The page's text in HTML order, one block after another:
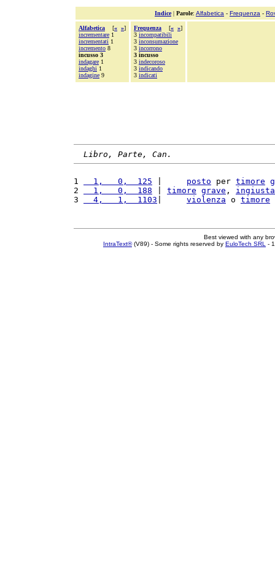
Indice| Parole: Alfabetica - Frequenza -
Alfabetica [« »]
incrementare 1
incrementati 1
incremento 8
incusso 3
indagare 1
indaghi 1
indagine 9
Frequenza [« »]
3 incompatibili
3 inconsumazione
3 incorrono
3 incusso
3 indecoroso
3 indicando
3 indicati
Libro, Parte, Can.
1
  1,   0,  125
posto per timore
2
  1,   0,  188
timore grave ,
3
  4,   1,  1103
violenza o timore
Best viewed with any
IntraText®(V89) - Some rights reserved by EuloTech SRL -